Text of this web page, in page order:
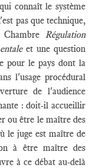
connaît le système
pas que technique,
Régulation
et une question
pour le pays dont la
l'usage procédural
de l'audience
: doit-il accueillir
ou être le maître des
le juge est maître de
à être maître des
à ce débat au-delà